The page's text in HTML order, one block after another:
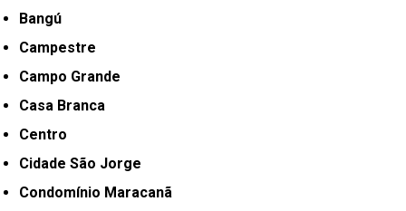
Bangú
Campestre
Campo Grande
Casa Branca
Centro
Cidade São Jorge
Condomínio Maracanã